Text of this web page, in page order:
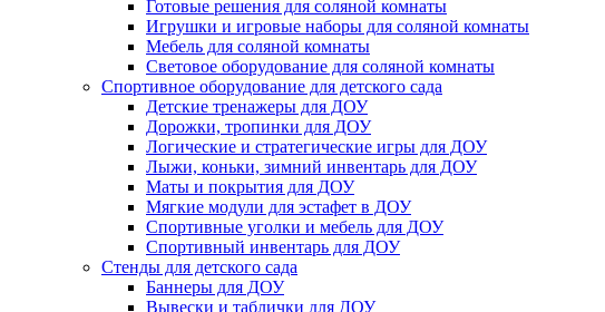
Готовые решения для соляной комнаты
Игрушки и игровые наборы для соляной комнаты
Мебель для соляной комнаты
Световое оборудование для соляной комнаты
Спортивное оборудование для детского сада
Детские тренажеры для ДОУ
Дорожки, тропинки для ДОУ
Логические и стратегические игры для ДОУ
Лыжи, коньки, зимний инвентарь для ДОУ
Маты и покрытия для ДОУ
Мягкие модули для эстафет в ДОУ
Спортивные уголки и мебель для ДОУ
Спортивный инвентарь для ДОУ
Стенды для детского сада
Баннеры для ДОУ
Вывески и таблички для ДОУ